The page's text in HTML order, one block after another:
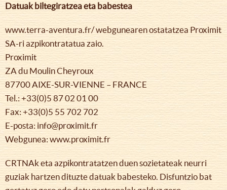
Datuak biltegiratzea eta babestea
www.terra-aventura.fr/ webgunearen ostatatzea Proximit
SA-ri azpikontratatua zaio.
Proximit
ZA du Moulin Cheyroux
87700 AIXE-SUR-VIENNE – FRANCE
Tel.: +33(0)5 87 02 01 00
Fax: +33(0)5 55 702 702
E-posta: info@proximit.fr
Webgunea: www.proximit.fr
CRTNAk eta azpikontratatzen duen sozietateak neurri
guziak hartzen dituzte datuak babesteko. Disfuntzio bat